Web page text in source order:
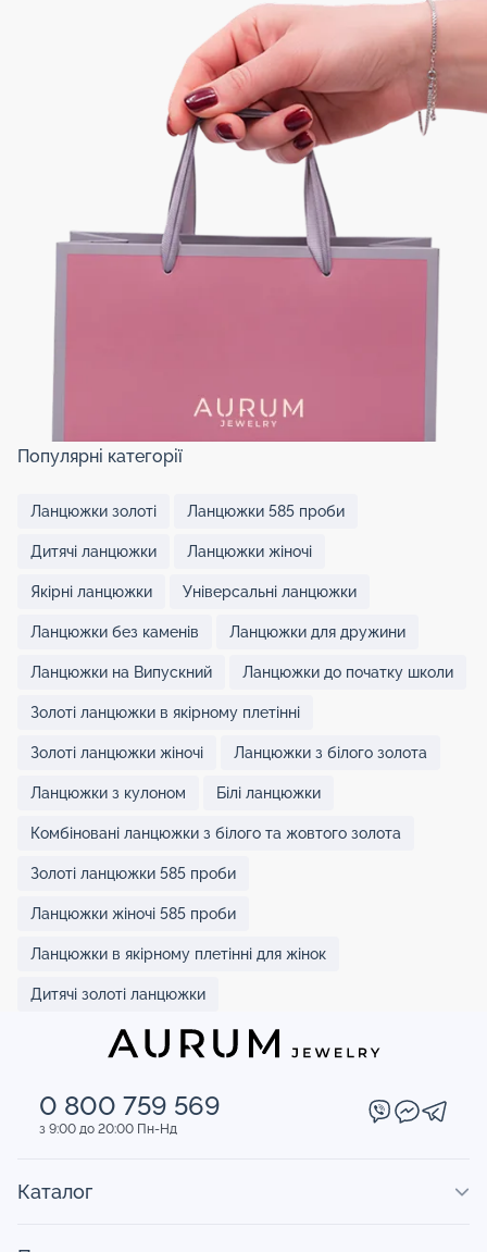
Популярні категорії
Ланцюжки золоті Ланцюжки 585 проби
Дитячі ланцюжки Ланцюжки жіночі
Якірні ланцюжки Універсальні ланцюжки
Ланцюжки без каменів Ланцюжки для дружини
Ланцюжки на Випускний Ланцюжки до початку школи
Золоті ланцюжки в якірному плетінні
Золоті ланцюжки жіночі Ланцюжки з білого золота
Ланцюжки з кулоном Білі ланцюжки
Комбіновані ланцюжки з білого та жовтого золота
Золоті ланцюжки 585 проби
Ланцюжки жіночі 585 проби
Ланцюжки в якірному плетінні для жінок
Дитячі золоті ланцюжки
0 800 759 569
з 9:00 до 20:00 Пн-Нд
Каталог